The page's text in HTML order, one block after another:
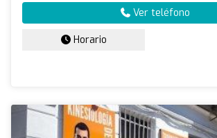
Ver teléfono
Horario